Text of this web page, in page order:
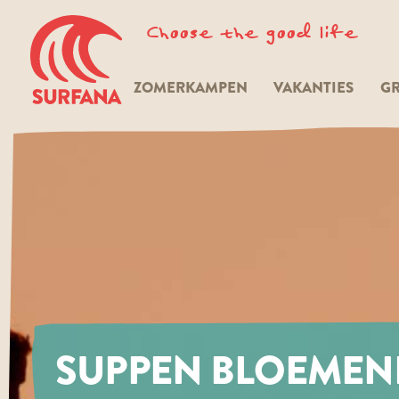
Choose the good life
ZOMERKAMPEN VAKANTIES
SUPPEN